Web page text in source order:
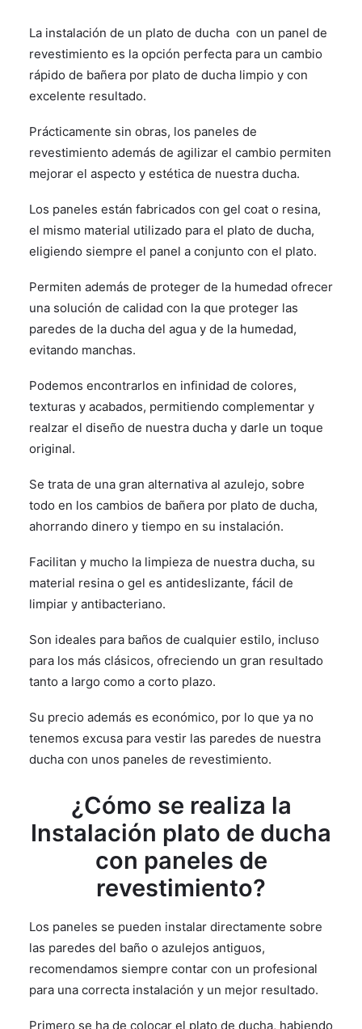
La instalación de un plato de ducha con un panel de
revestimiento es la opción perfecta para un cambio
rápido de bañera por plato de ducha limpio y con
excelente resultado.
Prácticamente sin obras, los paneles de
revestimiento además de agilizar el cambio permiten
mejorar el aspecto y estética de nuestra ducha.
Los paneles están fabricados con gel coat o resina,
el mismo material utilizado para el plato de ducha,
eligiendo siempre el panel a conjunto con el plato.
Permiten además de proteger de la humedad ofrecer
una solución de calidad con la que proteger las
paredes de la ducha del agua y de la humedad,
evitando manchas.
Podemos encontrarlos en infinidad de colores,
texturas y acabados, permitiendo complementar y
realzar el diseño de nuestra ducha y darle un toque
original.
Se trata de una gran alternativa al azulejo, sobre
todo en los cambios de bañera por plato de ducha,
ahorrando dinero y tiempo en su instalación.
Facilitan y mucho la limpieza de nuestra ducha, su
material resina o gel es antideslizante, fácil de
limpiar y antibacteriano.
Son ideales para baños de cualquier estilo, incluso
para los más clásicos, ofreciendo un gran resultado
tanto a largo como a corto plazo.
Su precio además es económico, por lo que ya no
tenemos excusa para vestir las paredes de nuestra
ducha con unos paneles de revestimiento.
¿Cómo se realiza la
Instalación plato de ducha
con paneles de
revestimiento?
Los paneles se pueden instalar directamente sobre
las paredes del baño o azulejos antiguos,
recomendamos siempre contar con un profesional
para una correcta instalación y un mejor resultado.
Primero se ha de colocar el plato de ducha, habiendo